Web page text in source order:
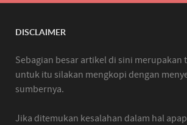
DISCLAIMER
Sebagian besar artikel di sini merupakan
untuk itu silakan mengkopi dengan
sumbernya.
Jika ditemukan kesalahan dalam hal